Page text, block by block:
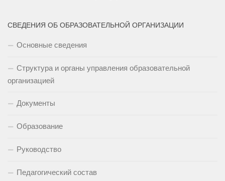
СВЕДЕНИЯ ОБ ОБРАЗОВАТЕЛЬНОЙ ОРГАНИЗАЦИИ
Основные сведения
Структура и органы управления образовательной
организацией
Документы
Образование
Руководство
Педагогический состав